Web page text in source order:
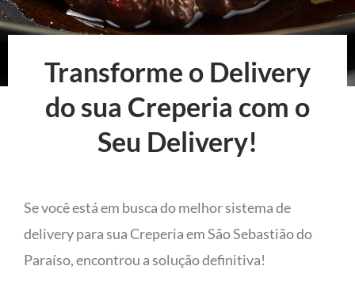
Transforme o Delivery
do sua Creperia com o
Seu Delivery!
Se você está em busca do melhor sistema de
delivery para sua Creperia em São Sebastião do
Paraíso, encontrou a solução definitiva!